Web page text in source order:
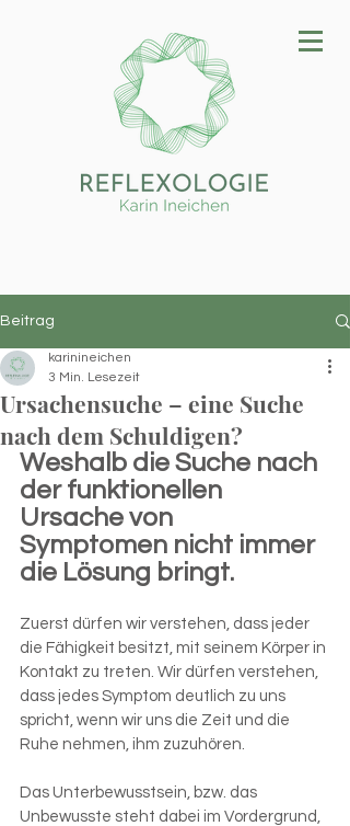
Beitrag
Ursachensuche – eine Suche
nach dem Schuldigen?
karinineichen
3 Min. Lesezeit
Weshalb die Suche nach
der funktionellen
Ursache von
Symptomen nicht immer
die Lösung bringt.
Zuerst dürfen wir verstehen, dass jeder
die Fähigkeit besitzt, mit seinem Körper in
Kontakt zu treten. Wir dürfen verstehen,
dass jedes Symptom deutlich zu uns
spricht, wenn wir uns die Zeit und die
Ruhe nehmen, ihm zuzuhören.
Das Unterbewusstsein, bzw. das
Unbewusste steht dabei im Vordergrund,